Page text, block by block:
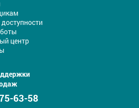
центр
63-58